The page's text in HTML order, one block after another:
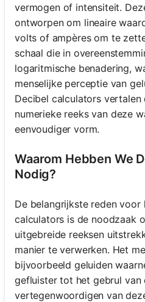
vermogen of intensiteit.
ontworpen om lineaire
volts of ampères om te
schaal die in
logaritmische benadering,
menselijke perceptie van
Decibel calculators
numerieke reeks van deze
eenvoudiger vorm.
Waarom Hebben We
Nodig?
De belangrijkste reden
calculators is de noodzaak
uitgebreide reeksen
manier te verwerken. Het
bijvoorbeeld geluiden
gefluister tot het gebrul van
vertegenwoordigen van